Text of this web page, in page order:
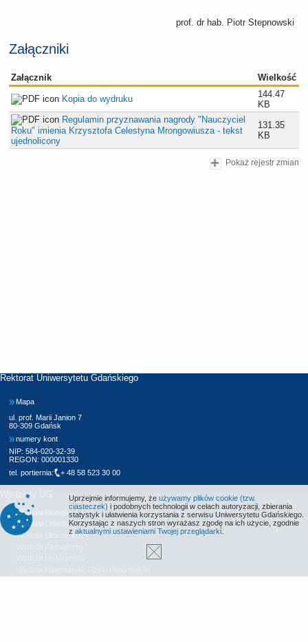
prof. dr hab. Piotr Stepnowski
Załączniki
Załącznik Wielkość
Kopia do wydruku
144.47
KB
Regulamin przyznawania nagrody "Nauczyciel
Roku" imienia Krzysztofa Celestyna Mrongowiusza - tekst
ujednolicony
131.35
KB
Pokaż rejestr zmian
Rektorat Uniwersytetu Gdańskiego
Mapa
ul. prof. Marii Janion 7
80-309 Gdańsk
numery kont
NIP: 584-020-32-39
REGON: 000001330
tel. portiernia:
+ 48 58 523 30 00
Wydziały UG
Wydział Biologii
Wydział Chemii
Wydział Ekonomiczny
Uprzejmie informujemy, że używamy plików cookie (tzw.
ciasteczek) i podobnych technologii w celach autoryzacji, zbierania
statystyk i ułatwienia korzystania z serwisu Uniwersytetu Gdańskiego.
Korzystając z naszych stron wyrażasz zgodę na ich użycie, zgodnie
z aktualnymi ustawieniami Twojej przeglądarki